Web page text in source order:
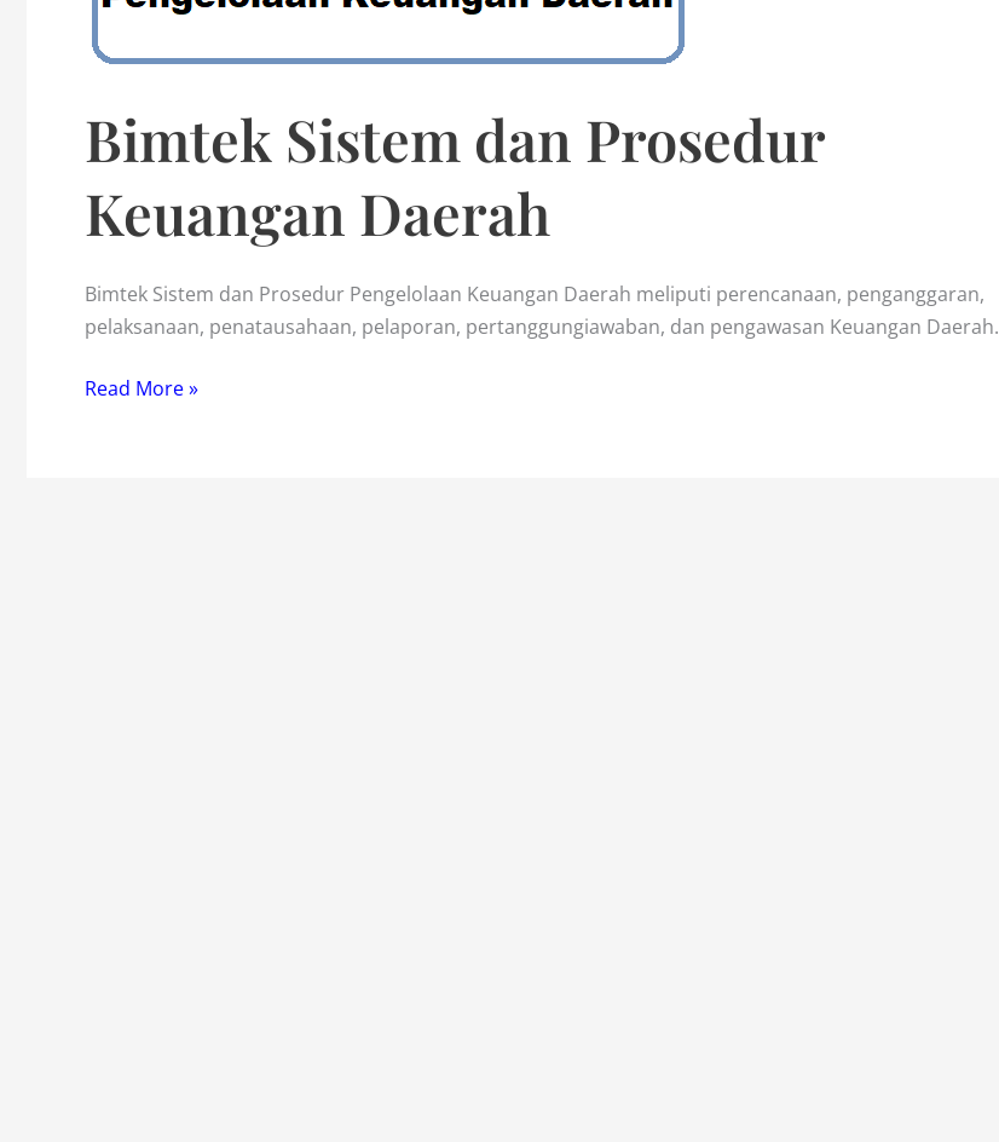
Bimtek Sistem dan Prosedur
Keuangan Daerah
Bimtek Sistem dan Prosedur Pengelolaan Keuangan Daerah meliputi perencanaan, penganggaran,
pelaksanaan, penatausahaan, pelaporan, pertanggungiawaban, dan pengawasan Keuangan Daerah.
Bimtek
Read More »